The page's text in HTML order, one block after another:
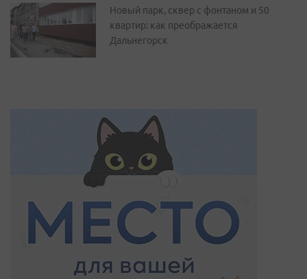
Новый парк, сквер с фонтаном и 50
квартир: как преображается
Дальнегорск